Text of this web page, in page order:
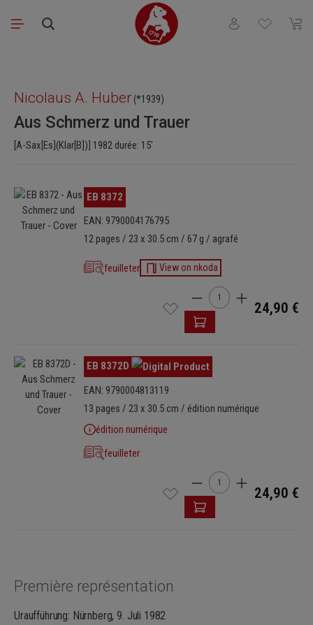
Passer au contenu principal
Vous avez 0Le
Nicolaus A. Huber (*1939)
Aus Schmerz und Trauer
[A-Sax[Es](Klar[B])] 1982 durée: 15'
Ignorer la galerie d'images
EB 8372
EAN: 9790004176795
12 pages / 23 x 30.5 cm / 67 g / agrafé
feuilleter View on nkoda
Quantité de produit :
24,90 €
Ignorer la galerie d'images
EB 8372D
EAN: 9790004813119
13 pages / 23 x 30.5 cm / édition numérique
édition numérique
feuilleter
Quantité de produit :
24,90 €
Première représentation
Uraufführung: Nürnberg, 9. Juli 1982